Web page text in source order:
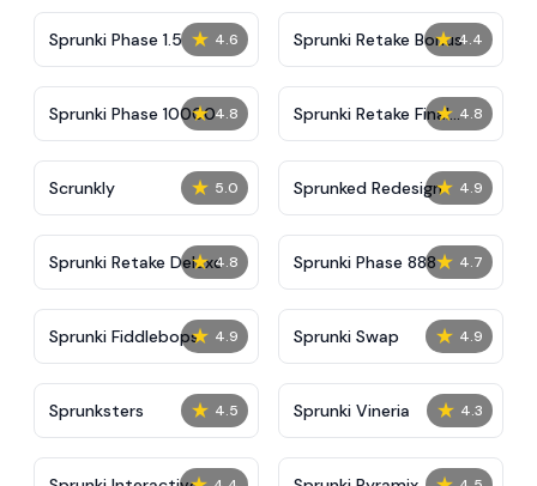
★ 4.6
Sprunki Phase 1.5 ★ 4.4
Sprunki Retake Bonus
★ 4.8
Sprunki Phase 10000 ★ 4.8
Sprunki Retake Final
Update
★ 5.0
Scrunkly ★ 4.9
Sprunked Redesign
★ 4.8
Sprunki Retake Deluxe ★ 4.7
Sprunki Phase 888
★ 4.9
Sprunki Fiddlebops ★ 4.9
Sprunki Swap
★ 4.5
Sprunksters ★ 4.3
Sprunki Vineria